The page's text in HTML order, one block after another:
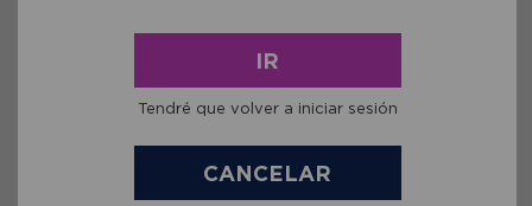
IR
Tendré que volver a iniciar sesión
CANCELAR